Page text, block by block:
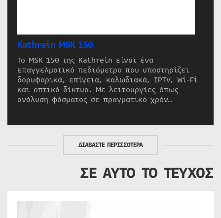
Kathrein MSK 150
Το MSK 150 της Kathrein είναι ένα
επαγγελματικό πεδιόμετρο που υποστηρίζει
δορυφορικά, επίγεια, καλωδιακά, IPTV, Wi-Fi
και οπτικά δίκτυα. Με λειτουργίες όπως
ανάλυση φάσματος σε πραγματικό χρόν…
ΔΙΑΒΑΣΤΕ ΠΕΡΙΣΣΟΤΕΡΑ
ΣΕ ΑΥΤΟ ΤΟ ΤΕΥΧΟΣ